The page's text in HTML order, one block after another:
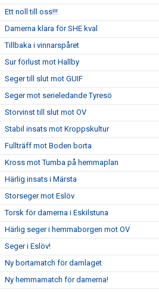
Ett noll till oss!!!
Damerna klara för SHE kval
Tillbaka i vinnarspåret
Sur förlust mot Hallby
Seger till slut mot GUIF
Seger mot serieledande Tyresö
Storvinst till slut mot OV
Stabil insats mot Kroppskultur
Fullträff mot Boden borta
Kross mot Tumba på hemmaplan
Härlig insats i Märsta
Storseger mot Eslöv
Torsk för damerna i Eskilstuna
Härlig seger i hemmaborgen mot OV
Seger i Eslöv!
Ny bortamatch för damlaget
Ny hemmamatch för damerna!